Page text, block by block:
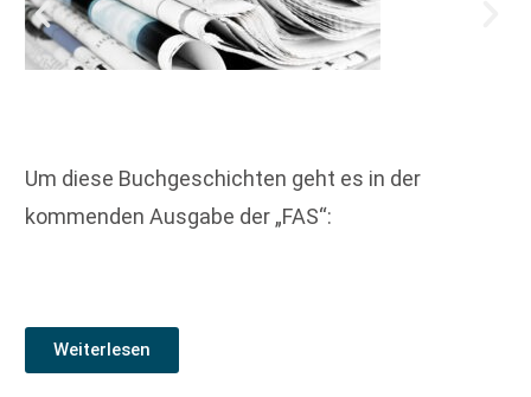
Um diese Buchgeschichten geht es in der
kommenden Ausgabe der „FAS“:
Weiterlesen